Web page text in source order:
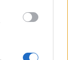
mögött -
Instagramot
cuki a